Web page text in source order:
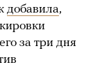
добавила,
за три дня